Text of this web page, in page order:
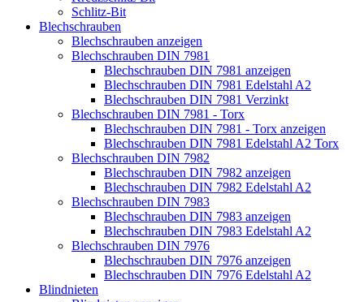
Schlitz-Bit
Blechschrauben
Blechschrauben anzeigen
Blechschrauben DIN 7981
Blechschrauben DIN 7981 anzeigen
Blechschrauben DIN 7981 Edelstahl A2
Blechschrauben DIN 7981 Verzinkt
Blechschrauben DIN 7981 - Torx
Blechschrauben DIN 7981 - Torx anzeigen
Blechschrauben DIN 7981 Edelstahl A2 Torx
Blechschrauben DIN 7982
Blechschrauben DIN 7982 anzeigen
Blechschrauben DIN 7982 Edelstahl A2
Blechschrauben DIN 7983
Blechschrauben DIN 7983 anzeigen
Blechschrauben DIN 7983 Edelstahl A2
Blechschrauben DIN 7976
Blechschrauben DIN 7976 anzeigen
Blechschrauben DIN 7976 Edelstahl A2
Blindnieten